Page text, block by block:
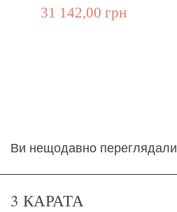
31 142,00 грн
Ви нещодавно переглядали
3 КАРАТА